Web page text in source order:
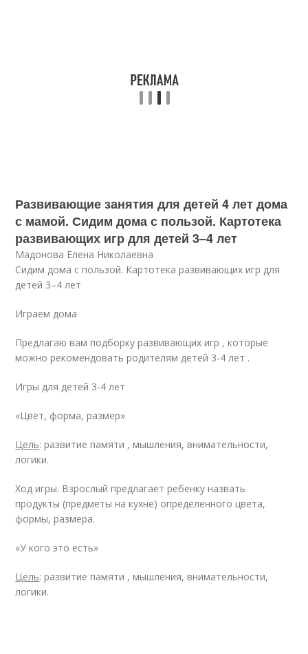
Развивающие занятия для детей 4 лет дома
с мамой. Сидим дома с пользой. Картотека
развивающих игр для детей 3–4 лет
Мадонова Елена Николаевна
Сидим дома с пользой. Картотека развивающих игр для
детей 3–4 лет
Играем дома
Предлагаю вам подборку развивающих игр , которые
можно рекомендовать родителям детей 3-4 лет .
Игры для детей 3-4 лет
«Цвет, форма, размер»
Цель: развитие памяти , мышления, внимательности,
логики.
Ход игры. Взрослый предлагает ребенку назвать
продукты (предметы на кухне) определенного цвета,
формы, размера.
«У кого это есть»
Цель: развитие памяти , мышления, внимательности,
логики.